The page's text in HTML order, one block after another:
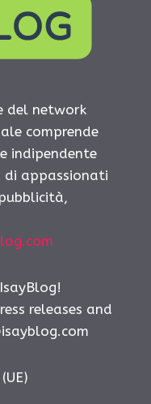
del network
comprende
indipendente
di appassionati
releases and